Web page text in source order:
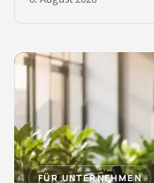
FÜR UNTERNEHMEN